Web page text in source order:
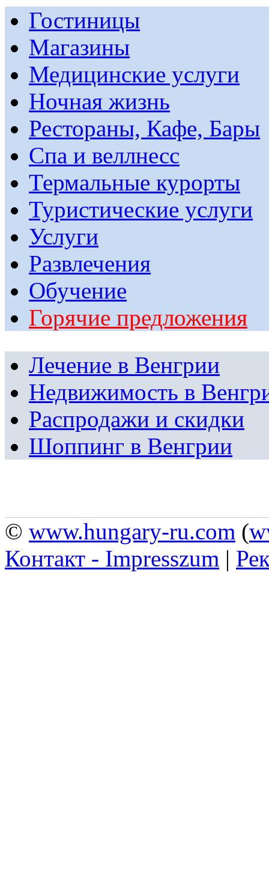
Гостиницы
Магазины
Медицинские услуги
Ночная жизнь
Рестораны, Кафе, Бары
Спа и веллнесс
Термальные курорты
Туристические услуги
Услуги
Развлечения
Обучение
Горячие предложения
Лечение в Венгрии
Недвижимость в
Распродажи и скидки
Шоппинг в Венгрии
© www.hungary-ru.com (
Контакт - Impresszum |